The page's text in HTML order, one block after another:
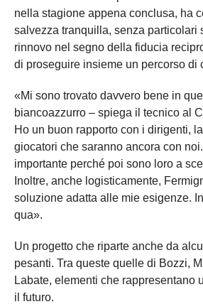
nella stagione appena conclusa, ha
salvezza tranquilla, senza particolari
rinnovo nel segno della fiducia
di proseguire insieme un percorso di
«Mi sono trovato davvero bene in
biancoazzurro – spiega il tecnico al
Ho un buon rapporto con i dirigenti,
giocatori che saranno ancora con
importante perché poi sono loro a
Inoltre, anche logisticamente,
soluzione adatta alle mie esigenze.
qua».
Un progetto che riparte anche da
pesanti. Tra queste quelle di Bozzi,
Labate, elementi che rappresentano
il futuro.